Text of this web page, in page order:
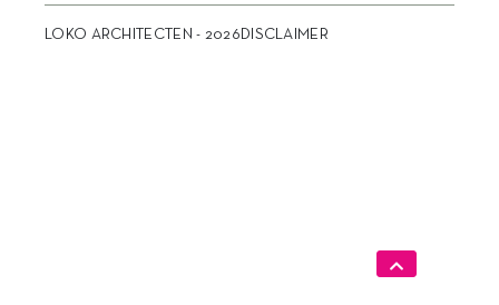
LOKO ARCHITECTEN - 2026 DISCLAIMER